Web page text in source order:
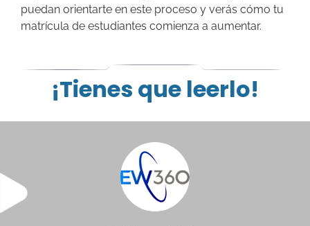
puedan orientarte en este proceso y verás cómo tu
matrícula de estudiantes comienza a aumentar.
¡Tienes que leerlo!